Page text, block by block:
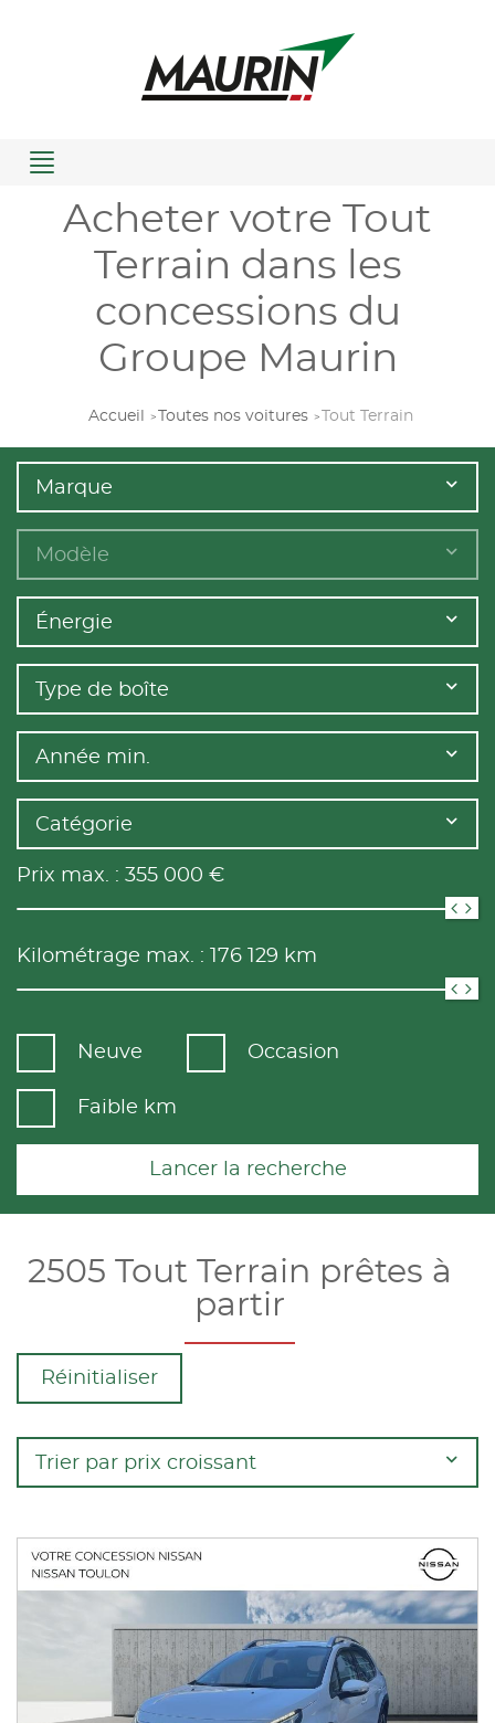
Menu
Acheter votre Tout
Terrain dans les
concessions du
Groupe Maurin
Accueil Toutes nos voitures Tout Terrain
Marque
Modèle
Énergie
Type de boîte
Année min.
Catégorie
Prix max. : 355 000 €
Kilométrage max. : 176 129 km
Neuve Occasion
Faible km
Lancer la recherche
2505 Tout Terrain prêtes à
partir
Réinitialiser
Trier par prix croissant